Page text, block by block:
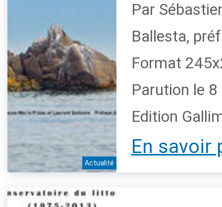
Actualité
Par
Ballesta,
Format
Parution le
Edition
En savoir